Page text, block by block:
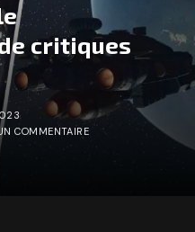
critiques
COMMENTAIRE